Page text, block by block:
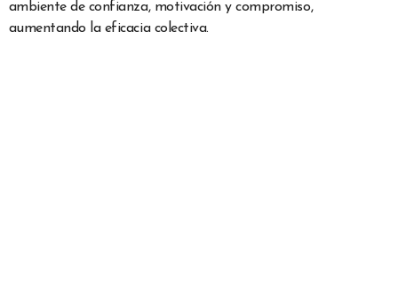
ambiente de confianza, motivación y compromiso,
aumentando la eficacia colectiva.